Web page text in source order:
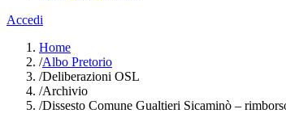
Accedi
Home
/Albo Pretorio
/Deliberazioni OSL
/Archivio
/Dissesto Comune Gualtieri Sicaminò –